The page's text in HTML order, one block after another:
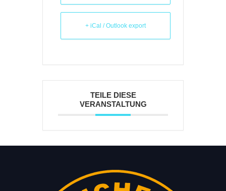
+ iCal / Outlook export
TEILE DIESE
VERANSTALTUNG